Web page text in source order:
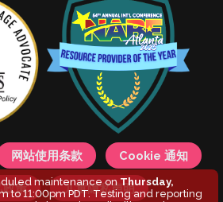
网站使用条款 Cookie 通知
政策 儿童隐私声明
maintenance onThursday,
to 11:00pm PDT. Testing and reporting